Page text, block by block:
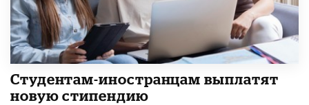
Студентам-иностранцам выплатят
новую стипендию